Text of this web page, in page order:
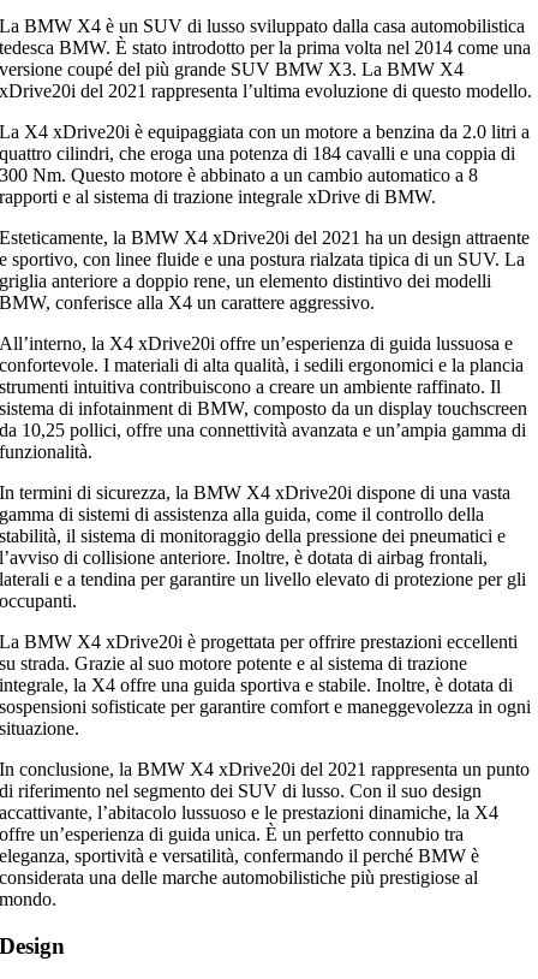
La BMW X4 è un SUV di lusso sviluppato dalla casa automobilistica
tedesca BMW. È stato introdotto per la prima volta nel 2014 come una
versione coupé del più grande SUV BMW X3. La BMW X4
xDrive20i del 2021 rappresenta l’ultima evoluzione di questo modello.
La X4 xDrive20i è equipaggiata con un motore a benzina da 2.0 litri a
quattro cilindri, che eroga una potenza di 184 cavalli e una coppia di
300 Nm. Questo motore è abbinato a un cambio automatico a 8
rapporti e al sistema di trazione integrale xDrive di BMW.
Esteticamente, la BMW X4 xDrive20i del 2021 ha un design attraente
e sportivo, con linee fluide e una postura rialzata tipica di un SUV. La
griglia anteriore a doppio rene, un elemento distintivo dei modelli
BMW, conferisce alla X4 un carattere aggressivo.
All’interno, la X4 xDrive20i offre un’esperienza di guida lussuosa e
confortevole. I materiali di alta qualità, i sedili ergonomici e la plancia
strumenti intuitiva contribuiscono a creare un ambiente raffinato. Il
sistema di infotainment di BMW, composto da un display touchscreen
da 10,25 pollici, offre una connettività avanzata e un’ampia gamma di
funzionalità.
In termini di sicurezza, la BMW X4 xDrive20i dispone di una vasta
gamma di sistemi di assistenza alla guida, come il controllo della
stabilità, il sistema di monitoraggio della pressione dei pneumatici e
l’avviso di collisione anteriore. Inoltre, è dotata di airbag frontali,
laterali e a tendina per garantire un livello elevato di protezione per gli
occupanti.
La BMW X4 xDrive20i è progettata per offrire prestazioni eccellenti
su strada. Grazie al suo motore potente e al sistema di trazione
integrale, la X4 offre una guida sportiva e stabile. Inoltre, è dotata di
sospensioni sofisticate per garantire comfort e maneggevolezza in ogni
situazione.
In conclusione, la BMW X4 xDrive20i del 2021 rappresenta un punto
di riferimento nel segmento dei SUV di lusso. Con il suo design
accattivante, l’abitacolo lussuoso e le prestazioni dinamiche, la X4
offre un’esperienza di guida unica. È un perfetto connubio tra
eleganza, sportività e versatilità, confermando il perché BMW è
considerata una delle marche automobilistiche più prestigiose al
mondo.
Design